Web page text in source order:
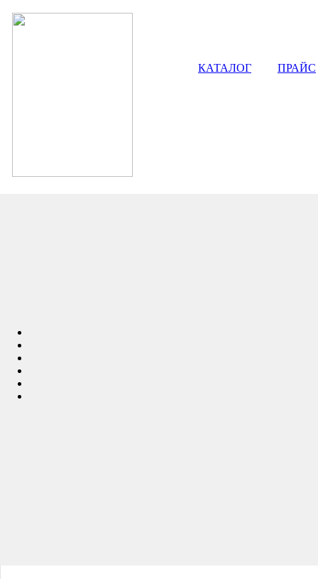
КАТАЛОГ ПРАЙС